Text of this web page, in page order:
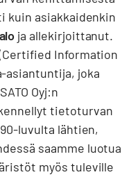
kuin asiakkaidenkin
ja allekirjoittanut.
Information
asiantuntija, joka
Oyj:n
tietoturvan
luvulta lähtien,
saamme luotua
myös tuleville